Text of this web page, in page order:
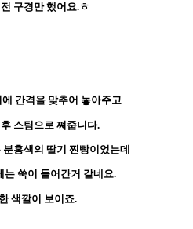
구경만 했어요.ㅎ
간격을 맞추어 놓아주고
스팀으로 쪄줍니다.
홍색의 딸기 찐빵이었는데
는 쑥이 들어간거 같네요.
색깔이 보이죠.